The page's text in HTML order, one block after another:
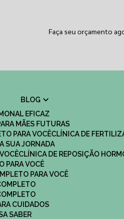
Faça seu orçamento
BLOG
EFICAZ
MÃES FUTURAS
PARA VOCÊ
CLÍNICA DE
SUA JORNADA
CLÍNICA DE REPOSIÇÃO
PARA VOCÊ
PARA VOCÊ
CUIDADOS
SABER